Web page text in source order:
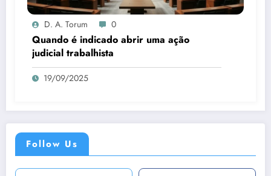
D. A. Torum 0
Quando é indicado abrir uma ação
judicial trabalhista
19/09/2025
Follow Us